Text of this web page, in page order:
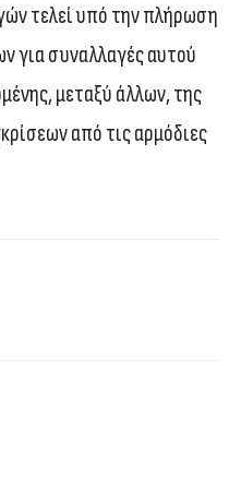
τελεί υπό την πλήρωση
για συναλλαγές αυτού
μεταξύ άλλων, της
από τις αρμόδιες